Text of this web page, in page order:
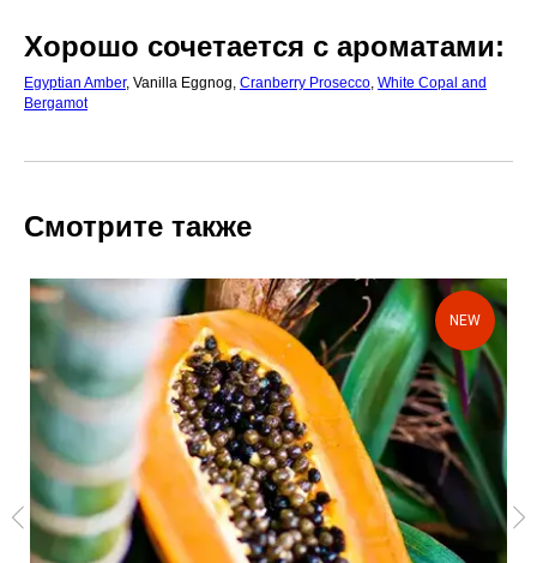
Хорошо сочетается с ароматами:
Egyptian Amber, Vanilla Eggnog, Cranberry Prosecco White Copal and
Bergamot
Смотрите также
NEW